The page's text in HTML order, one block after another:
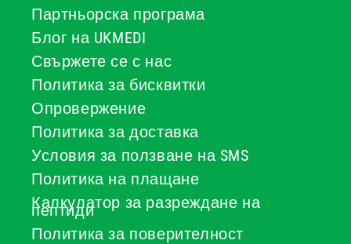
Партньорска програма
Блог на UKMEDI
Свържете се с нас
Политика за бисквитки
Опровержение
Политика за доставка
Условия за ползване на SMS
Политика на плащане
Калкулатор за разреждане на
пептиди
Политика за поверителност